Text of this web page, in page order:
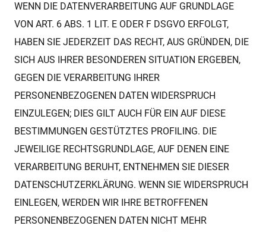
WENN DIE DATENVERARBEITUNG AUF GRUNDLAGE
VON ART. 6 ABS. 1 LIT. E ODER F DSGVO ERFOLGT,
HABEN SIE JEDERZEIT DAS RECHT, AUS GRÜNDEN, DIE
SICH AUS IHRER BESONDEREN SITUATION ERGEBEN,
GEGEN DIE VERARBEITUNG IHRER
PERSONENBEZOGENEN DATEN WIDERSPRUCH
EINZULEGEN; DIES GILT AUCH FÜR EIN AUF DIESE
BESTIMMUNGEN GESTÜTZTES PROFILING. DIE
JEWEILIGE RECHTSGRUNDLAGE, AUF DENEN EINE
VERARBEITUNG BERUHT, ENTNEHMEN SIE DIESER
DATENSCHUTZERKLÄRUNG. WENN SIE WIDERSPRUCH
EINLEGEN, WERDEN WIR IHRE BETROFFENEN
PERSONENBEZOGENEN DATEN NICHT MEHR